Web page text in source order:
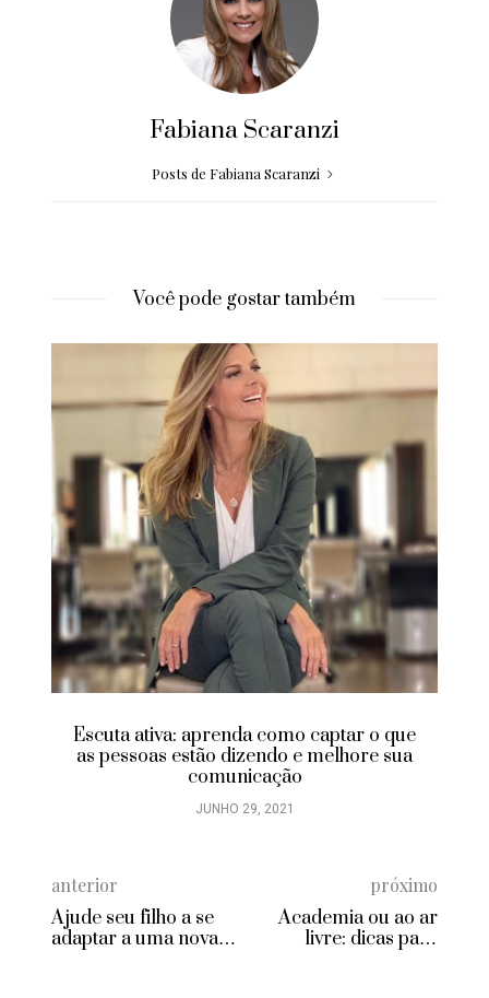
Fabiana Scaranzi
Posts de Fabiana Scaranzi
Você pode gostar também
Escuta ativa: aprenda como captar o que
as pessoas estão dizendo e melhore sua
comunicação
JUNHO 29, 2021
anterior
Ajude seu filho a se
adaptar a uma nova
próximo
Academia ou ao ar
livre: dicas para